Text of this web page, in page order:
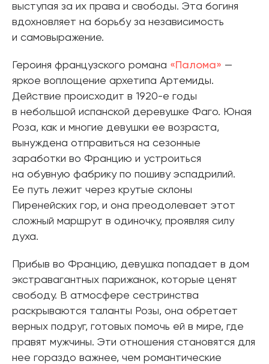
выступая за их права и свободы. Эта богиня
вдохновляет на борьбу за независимость
и самовыражение.
Героиня французского романа «Палома» —
яркое воплощение архетипа Артемиды.
Действие происходит в 1920-е годы
в небольшой испанской деревушке Фаго. Юная
Роза, как и многие девушки ее возраста,
вынуждена отправиться на сезонные
заработки во Францию и устроиться
на обувную фабрику по пошиву эспадрилий.
Ее путь лежит через крутые склоны
Пиренейских гор, и она преодолевает этот
сложный маршрут в одиночку, проявляя силу
духа.
Прибыв во Францию, девушка попадает в дом
экстравагантных парижанок, которые ценят
свободу. В атмосфере сестринства
раскрываются таланты Розы, она обретает
верных подруг, готовых помочь ей в мире, где
правят мужчины. Эти отношения становятся для
нее гораздо важнее, чем романтические